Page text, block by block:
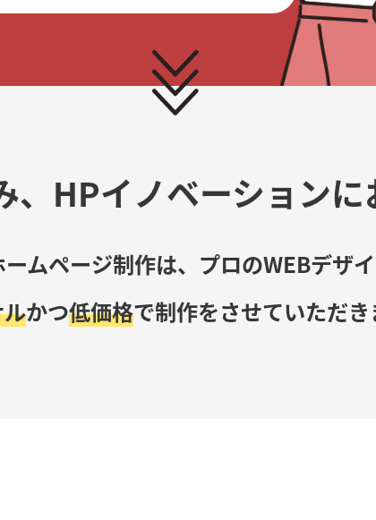
HPイノベーション
ムページ制作は、 プロのWEBデザ
かつ低価格で制作をさせていただき